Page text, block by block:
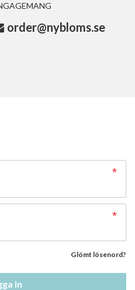
order@nybloms.se
Glömt lösenord?
in